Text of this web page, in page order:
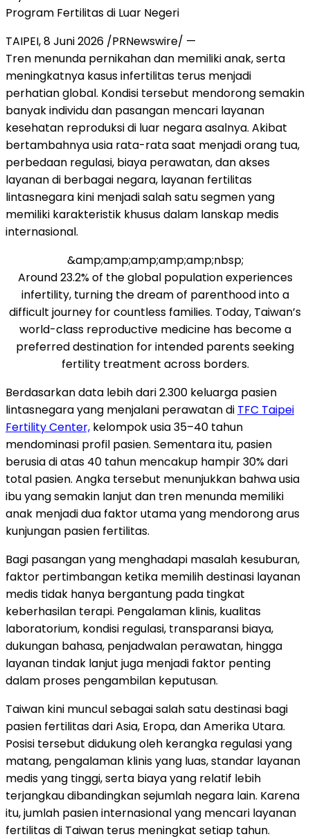
Program Fertilitas di Luar Negeri
TAIPEI, 8 Juni 2026 /PRNewswire/ —
Tren menunda pernikahan dan memiliki anak, serta
meningkatnya kasus infertilitas terus menjadi
perhatian global. Kondisi tersebut mendorong semakin
banyak individu dan pasangan mencari layanan
kesehatan reproduksi di luar negara asalnya. Akibat
bertambahnya usia rata-rata saat menjadi orang tua,
perbedaan regulasi, biaya perawatan, dan akses
layanan di berbagai negara, layanan fertilitas
lintasnegara kini menjadi salah satu segmen yang
memiliki karakteristik khusus dalam lanskap medis
internasional.
&amp;amp;amp;amp;amp;nbsp;
Around 23.2% of the global population experiences
infertility, turning the dream of parenthood into a
difficult journey for countless families. Today, Taiwan’s
world-class reproductive medicine has become a
preferred destination for intended parents seeking
fertility treatment across borders.
Berdasarkan data lebih dari 2.300 keluarga pasien
lintasnegara yang menjalani perawatan di TFC Taipei
Fertility Center, kelompok usia 35–40 tahun
mendominasi profil pasien. Sementara itu, pasien
berusia di atas 40 tahun mencakup hampir 30% dari
total pasien. Angka tersebut menunjukkan bahwa usia
ibu yang semakin lanjut dan tren menunda memiliki
anak menjadi dua faktor utama yang mendorong arus
kunjungan pasien fertilitas.
Bagi pasangan yang menghadapi masalah kesuburan,
faktor pertimbangan ketika memilih destinasi layanan
medis tidak hanya bergantung pada tingkat
keberhasilan terapi. Pengalaman klinis, kualitas
laboratorium, kondisi regulasi, transparansi biaya,
dukungan bahasa, penjadwalan perawatan, hingga
layanan tindak lanjut juga menjadi faktor penting
dalam proses pengambilan keputusan.
Taiwan kini muncul sebagai salah satu destinasi bagi
pasien fertilitas dari Asia, Eropa, dan Amerika Utara.
Posisi tersebut didukung oleh kerangka regulasi yang
matang, pengalaman klinis yang luas, standar layanan
medis yang tinggi, serta biaya yang relatif lebih
terjangkau dibandingkan sejumlah negara lain. Karena
itu, jumlah pasien internasional yang mencari layanan
fertilitas di Taiwan terus meningkat setiap tahun.